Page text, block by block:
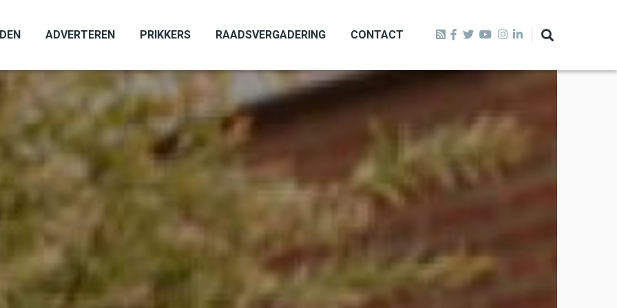
ADVERTEREN PRIKKERS RAADSVERGADERING CONTACT